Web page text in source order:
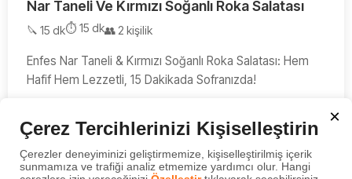
Nar Taneli Ve Kırmızı Soğanlı Roka Salatası
🔪 15 dk⏱️ 15 dk👥 2 kişilik
Enfes Nar Taneli & Kırmızı Soğanlı Roka Salatası: Hem
Hafif Hem Lezzetli, 15 Dakikada Sofranızda!
×
Çerez Tercihlerinizi Kişiselleştirin
Çerezler deneyiminizi geliştirmemize, kişiselleştirilmiş içerik
sunmamıza ve trafiği analiz etmemize yardımcı olur. Hangi